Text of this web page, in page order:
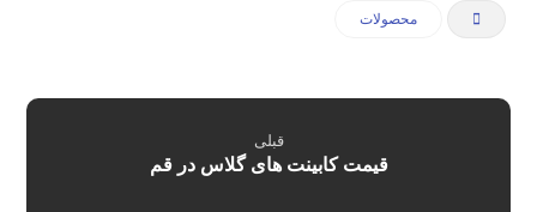
محصولات
قبلی
قیمت کابینت های گلاس در قم